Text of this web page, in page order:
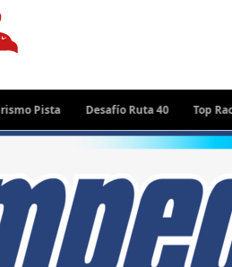
Pista Desafío Ruta 40 Top Race